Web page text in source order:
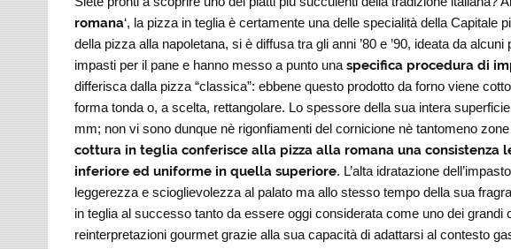
romana‘, la pizza in teglia è certamente una delle specialità della Capitale
della pizza alla napoletana, si è diffusa tra gli anni ’80 e ’90, ideata da
impasti per il pane e hanno messo a punto unaspecifica procedura di
differisca dalla pizza “classica”: ebbene questo prodotto da forno viene
forma tonda o, a scelta, rettangolare. Lo spessore della sua intera
mm; non vi sono dunque nè rigonfiamenti del cornicione nè tantomeno
cottura in teglia conferisce alla pizza alla romana una
inferiore ed uniforme in quella superiore. L’alta idratazione
leggerezza e scioglievolezza al palato ma allo stesso tempo della sua
in teglia al successo tanto da essere oggi considerata come uno dei
reinterpretazioni gourmet grazie alla sua capacità di adattarsi al contesto